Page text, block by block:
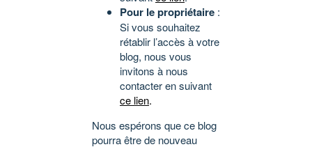
Pour le propriétaire :
Si vous souhaitez
rétablir l’accès à votre
blog, nous vous
invitons à nous
contacter en suivant
ce lien.
Nous espérons que ce blog
pourra être de nouveau